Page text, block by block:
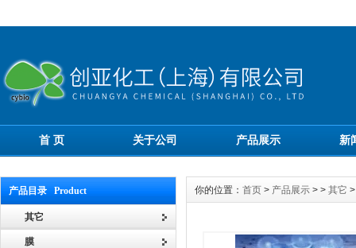
首 页 关于公司 产品展示 新
产品目录 Product
其它
膜
你的位置： 首页 > 产品展示 > > 其它